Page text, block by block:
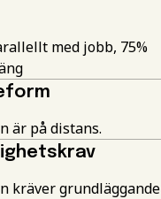
med jobb, 75%
är på distans.
kräver grundläggande